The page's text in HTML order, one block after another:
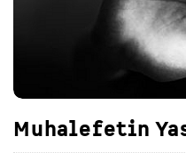
Muhalefetin